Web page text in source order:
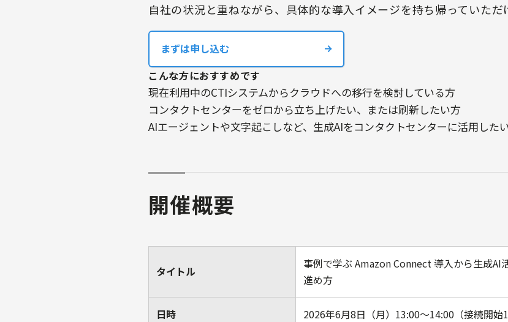
自社の状況と重ねながら、具体的な導入イメージを持ち帰っていただ
まずは申し込む
こんな方におすすめです
現在利用中のCTIシステムからクラウドへの移行を検討している方
コンタクトセンターをゼロから立ち上げたい、または刷新したい方
AIエージェントや文字起こしなど、生成AIをコンタクトセンターに活用した
開催概要
タイトル
事例で学ぶ Amazon Connect 導入から生成AI
進め方
日時 2026年6月8日（月）13:00～14:00（接続開始